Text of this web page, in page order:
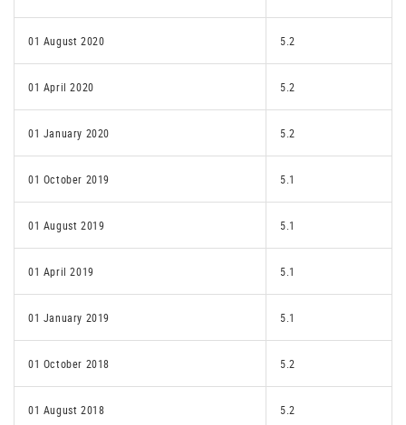
01 August 2020 5.2
01 April 2020 5.2
01 January 2020 5.2
01 October 2019 5.1
01 August 2019 5.1
01 April 2019 5.1
01 January 2019 5.1
01 October 2018 5.2
01 August 2018 5.2